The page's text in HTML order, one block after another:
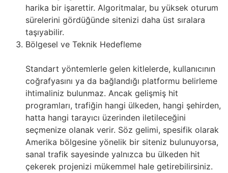
harika bir işarettir. Algoritmalar, bu yüksek oturum
sürelerini gördüğünde sitenizi daha üst sıralara
taşıyabilir.
Bölgesel ve Teknik Hedefleme
Standart yöntemlerle gelen kitlelerde, kullanıcının
coğrafyasını ya da bağlandığı platformu belirleme
ihtimaliniz bulunmaz. Ancak gelişmiş hit
programları, trafiğin hangi ülkeden, hangi şehirden,
hatta hangi tarayıcı üzerinden iletileceğini
seçmenize olanak verir. Söz gelimi, spesifik olarak
Amerika bölgesine yönelik bir siteniz bulunuyorsa,
sanal trafik sayesinde yalnızca bu ülkeden hit
çekerek projenizi mükemmel hale getirebilirsiniz.